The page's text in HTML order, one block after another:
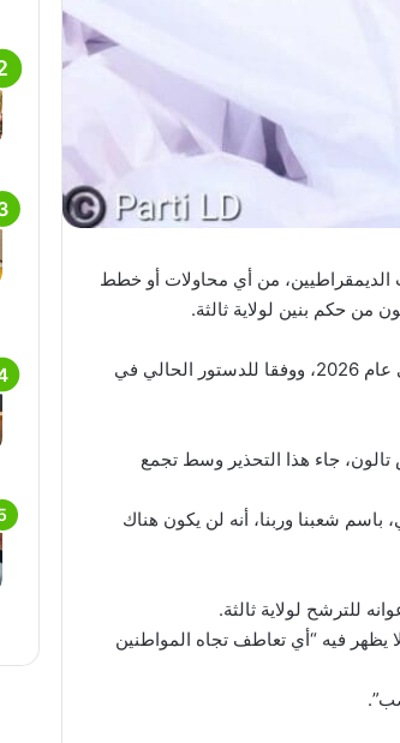
الديمقراطيين، من أي محاولات أو خطط
من حكم بنين لولاية ثالثة.
خاصة وأن الولاية الثانية للرئيس باتريس تالون ومدتها خمس سنوات تنتهي في عام 2026، ووفقا للدستور الحالي في
تالون، جاء هذا التحذير وسط تجمع
شعبنا وربنا، أنه لن يكون هناك
للترشح لولاية ثالثة.
يظهر فيه “أي تعاطف تجاه المواطنين